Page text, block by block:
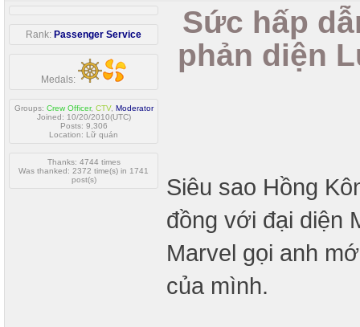
Rank: Passenger Service
Medals:
Groups: Crew Officer, CTV, Moderator
Joined: 10/20/2010(UTC)
Posts: 9,306
Location: Lữ quán
Thanks: 4744 times
Was thanked: 2372 time(s) in 1741
post(s)
Sức hấp
phản diện
Siêu sao Hồng
đồng với đại diện
Marvel gọi anh
của mình.